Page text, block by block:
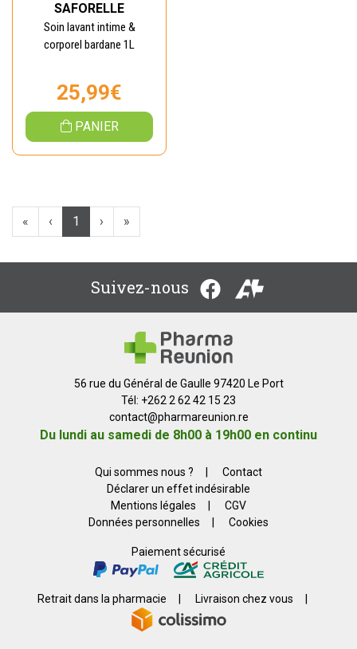
SAFORELLE
Soin lavant intime &
corporel bardane 1L
25,99€
PANIER
« ‹ 1 › »
Suivez-nous
56 rue du Général de Gaulle 97420 Le Port
Tél: +262 2 62 42 15 23
contact@pharmareunion.re
Du lundi au samedi de 8h00 à 19h00 en continu
Qui sommes nous ?
Contact
Déclarer un effet indésirable
Mentions légales
CGV
Données personnelles
Cookies
Paiement sécurisé
Retrait dans la pharmacie Livraison chez vous